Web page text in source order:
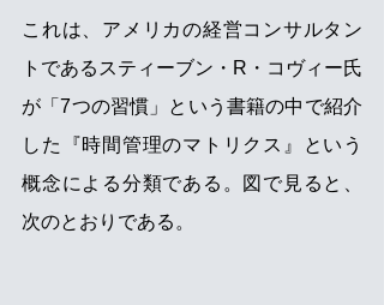
これは、アメリカの経営コンサルタン
トであるスティーブン・R・コヴィー氏
が「7つの習慣」という書籍の中で紹介
した『時間管理のマトリクス』という
概念による分類である。図で見ると、
次のとおりである。